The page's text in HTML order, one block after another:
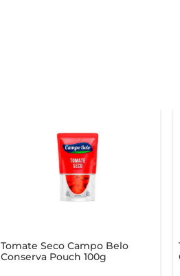
Tomate Seco Campo Belo
Conserva Pouch 100g